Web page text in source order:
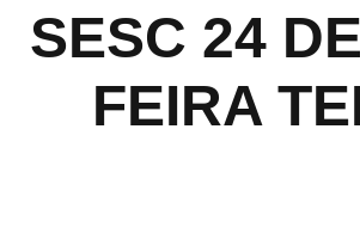
SESC 24
FEIRA